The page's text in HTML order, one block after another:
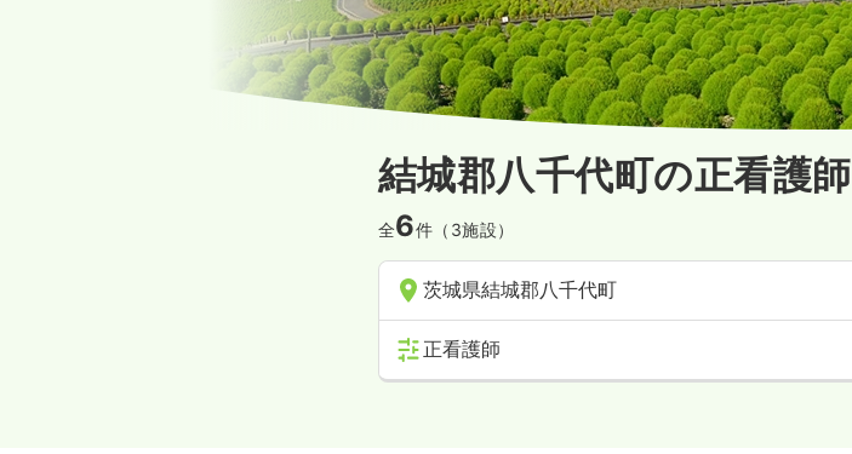
結城郡八千代町の正看護師
全6件（3施設）
茨城県結城郡八千代町
正看護師